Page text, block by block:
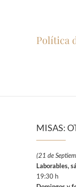
Política
MISAS:
(21 de
Laborables,
19:30 h